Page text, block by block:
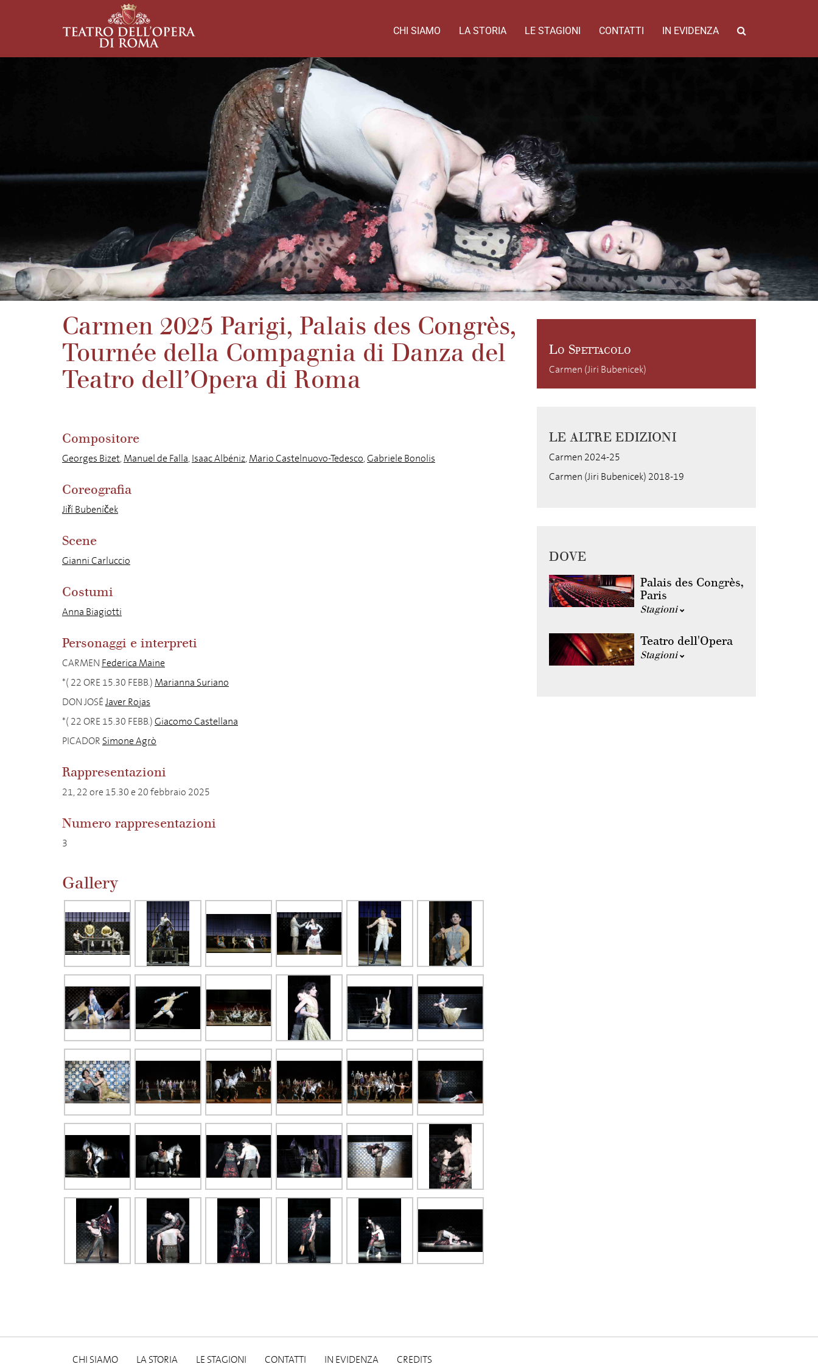
CHI SIAMO LA STORIA LE STAGIONI CONTATTI IN EVIDENZA
Carmen 2025 Parigi, Palais des Congrès,
Tournée della Compagnia di Danza del
Teatro dell’Opera di Roma
Compositore
Georges Bizet,Manuel de Falla,Isaac Albéniz,Mario Castelnuovo-Tedesco,Gabriele Bonolis
Coreografia
Jiří Bubeníček
Scene
Gianni Carluccio
Costumi
Anna Biagiotti
Personaggi e interpreti
CARMEN Federica Maine
*( 22 ORE 15.30 FEBB.) Marianna Suriano
DON JOSÉJaver Rojas
*( 22 ORE 15.30 FEBB.)Giacomo Castellana
PICADOR Simone Agrò
Rappresentazioni
21, 22 ore 15.30 e 20 febbraio 2025
Numero rappresentazioni
3
Gallery
Lo Spettacolo
Carmen (Jiri Bubenicek)
LE ALTRE EDIZIONI
Carmen 2024-25
Carmen (Jiri Bubenicek) 2018-19
DOVE
Palais des Congrès,
Paris
Stagioni
Teatro dell'Opera
Stagioni
CHI SIAMO LA STORIA LE STAGIONI CONTATTI IN EVIDENZA CREDITS